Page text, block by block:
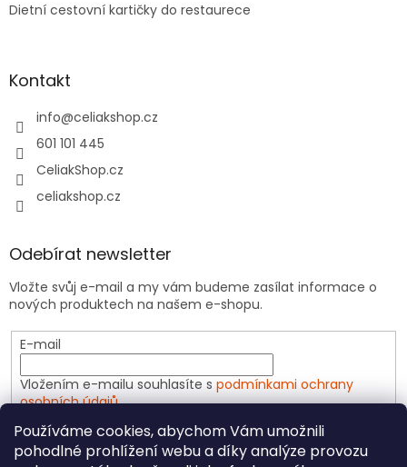
Používáme cookies, abychom Vám umožnili
pohodlné prohlížení webu a díky analýze provozu
Dietní cestovní kartičky do restaurece
Kontakt
info@celiakshop.cz
601 101 445
CeliakShop.cz
celiakshop.cz
Odebírat newsletter
Vložte svůj e-mail a my vám budeme zasílat informace o
nových produktech na našem e-shopu.
E-mail
Vložením e-mailu souhlasíte s podmínkami ochrany
osobních údajů
PŘIHLÁSIT SE